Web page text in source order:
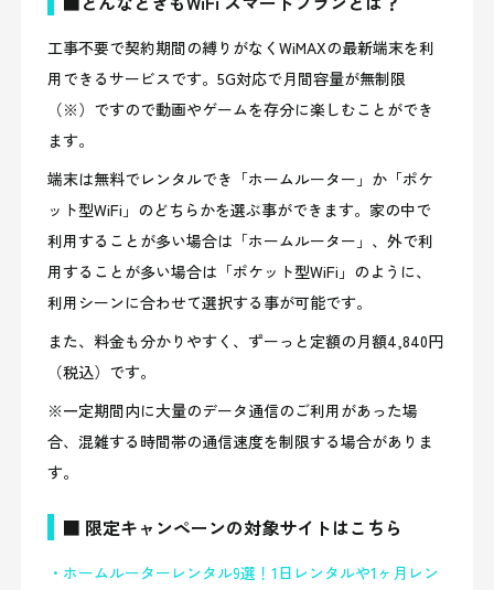
工事不要で契約期間の縛りがなくWiMAXの最新端末を利
用できるサービスです。5G対応で月間容量が無制限
（※）ですので動画やゲームを存分に楽しむことができ
ます。
端末は無料でレンタルでき「ホームルーター」か「ポケ
ット型WiFi」のどちらかを選ぶ事ができます。家の中で
利用することが多い場合は「ホームルーター」、外で利
用することが多い場合は「ポケット型WiFi」のように、
利用シーンに合わせて選択する事が可能です。
また、料金も分かりやすく、ずーっと定額の月額4,840円
（税込）です。
※一定期間内に大量のデータ通信のご利用があった場
合、混雑する時間帯の通信速度を制限する場合がありま
す。
■ 限定キャンペーンの対象サイトはこちら
・ホームルーターレンタル9選！1日レンタルや1ヶ月レン